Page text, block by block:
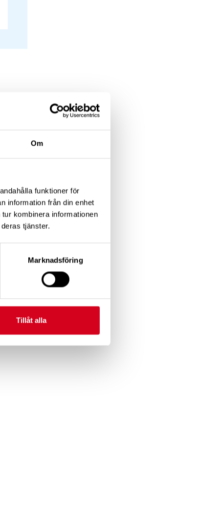
Om
funktioner för
information från din enhet
kombinera informationen
tjänster.
Marknadsföring
Tillåt alla
Det
om